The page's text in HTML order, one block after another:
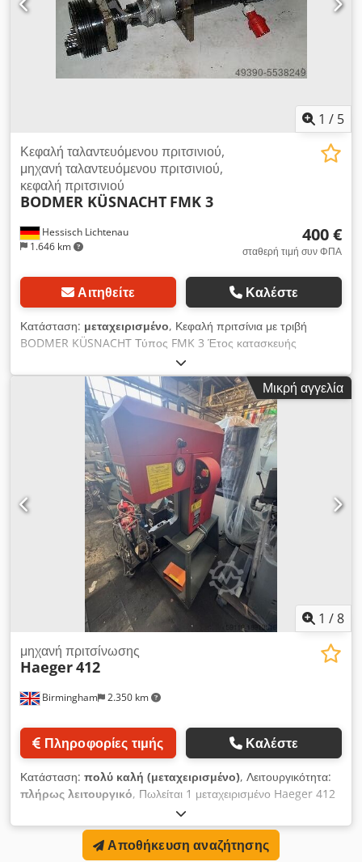
1 / 5
Hessisch Lichtenau
1.646 km
Κεφαλή ταλαντευόμενου πριτσινιού,
μηχανή ταλαντευόμενου πριτσινιού,
κεφαλή πριτσινιού
BODMER KÜSNACHT FMK 3
400 €
σταθερή τιμή συν ΦΠΑ
Αιτηθείτε Καλέστε
Κατάσταση: μεταχειρισμένο, Κεφαλή πριτσίνια με τριβή
BODMER KÜSNACHT Τύπος FMK 3 Έτος κατασκευής
περίπου. Διάμετρος άξονα πριτσίνων 1980: μέγ. Διάμετρος
εργαλείου 10 mm: διαδρομή κεφαλής πριτσίνια 12 mm:
ταχύτητα ατράκτου 40 mm: περίπου 1400 σ.α.λ. κινητήρα:
0,37 kW Κύρια σύνδεση: 380 Volt, 50 Hz - Ρυθμιστική πίεση
πίεσης μεταβλητή μέσω υδραυλικής πίεσης - Διακοπή
μικρομέτρου για περιορισμό διαδρομής - κίνηση διαδρομής
μέσω υδραυλικού λαδιού (μέγιστο 45 bar) - επιφάνεια φλάντζας
μηχανικής Ø 115 mm με παξιμάδι στερέωσης στο συνολικό
μήκος του περιβλήματος: περίπου. Βάρος 800 mm: περίπου.
40 kg καλή κατάσταση Η πριτσίνια έχει μια κεφαλή πολλαπλών
αξόνων για να ρυθμίσει ταυτόχρονα 2 ή 3 πριτσίνια. Αυτό
μπορεί να αποσυναρμολογηθεί και να χρησιμοποιηθεί
κανονικά. Για κανονική χρήση λείπει η κανονική κεφαλή
ταλάντωσης που κρατά το εργαλείο. Dcsdpfxoglarls Akvjk
Μικρή αγγελία
1 /8
Birmingham 2.350 km
μηχανή πριτσίνωσης
Haeger412
Πληροφορίες τιμής Καλέστε
Κατάσταση: πολύ καλή (μεταχειρισμένο), Λειτουργικότητα:
πλήρως λειτουργικό, Πωλείται 1 μεταχειρισμένο Haeger 412
Insertion Machine Ένθετα λαμαρίνας Stud & Nut Self
Clinching Με εργαλείο και κάτω εργαλείο σχήματος J Dcodpfx
Αποθήκευση αναζήτησης